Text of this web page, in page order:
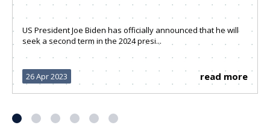
US President Joe Biden has officially announced that he will
seek a second term in the 2024 presi...
26 Apr 2023 read more